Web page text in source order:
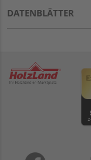
DATENBLÄTTER